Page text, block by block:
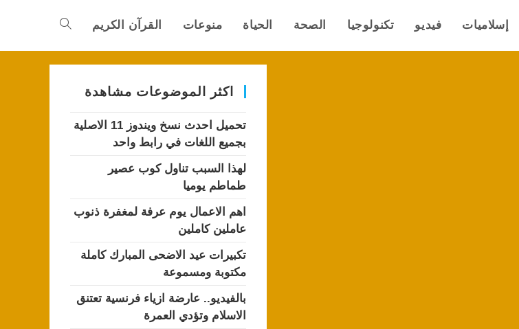
إسلاميات فيديو تكنولوجيا الصحة الحياة منوعات القرآن الكريم Toggle
اكثر الموضوعات مشاهدة
تحميل احدث نسخ ويندوز 11 الاصلية
بجميع اللغات في رابط واحد
لهذا السبب تناول كوب عصير
طماطم يوميا
اهم الاعمال يوم عرفة لمغفرة ذنوب
عاملين كاملين
تكبيرات عيد الاضحى المبارك كاملة
مكتوبة ومسموعة
بالفيديو.. عارضة ازياء فرنسية تعتنق
الاسلام وتؤدي العمرة